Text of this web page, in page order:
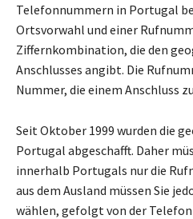
Telefonnummern in Portugal
Ortsvorwahl und einer
Ziffernkombination, die den
Anschlusses angibt. Die
Nummer, die einem Anschluss
Seit Oktober 1999 wurden die
Portugal abgeschafft. Daher
innerhalb Portugals nur die
aus dem Ausland müssen Sie
wählen, gefolgt von der